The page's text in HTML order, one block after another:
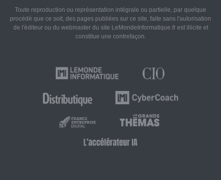
Toute reproduction ou représentation intégrale ou partielle, par quelque
procédé que ce soit, des pages publiées sur ce site, faite sans l'autorisation
de l'éditeur ou du webmaster du site LeMondeInformatique.fr est illicite et
constitue une contrefaçon.